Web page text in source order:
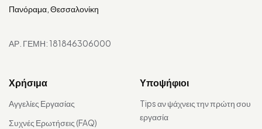
Πανόραμα, Θεσσαλονίκη
ΑΡ. ΓΕΜΗ: 181846306000
Χρήσιμα
Αγγελίες Εργασίας
Συχνές Ερωτήσεις (FAQ)
Υποψήφιοι
Tips αν ψάχνεις την πρώτη σου
εργασία